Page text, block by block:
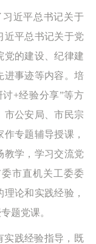
近平总书记关于
近平总书记关于党
党的建设、纪律建
进事迹等内容。培
+经验分享”等方
市公安局、市民宗
专题辅导授课，
教学，学习交流党
市直机关工委委
论和实践经验，
题党课。
实践经验指导，既